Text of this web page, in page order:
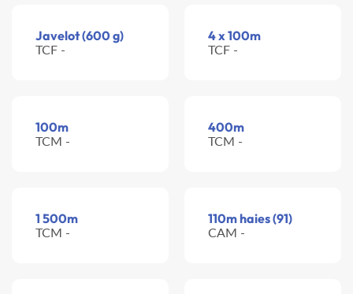
Javelot (600 g)
TCF -
4 x 100m
TCF -
100m
TCM -
400m
TCM -
1 500m
TCM -
110m haies (91)
CAM -